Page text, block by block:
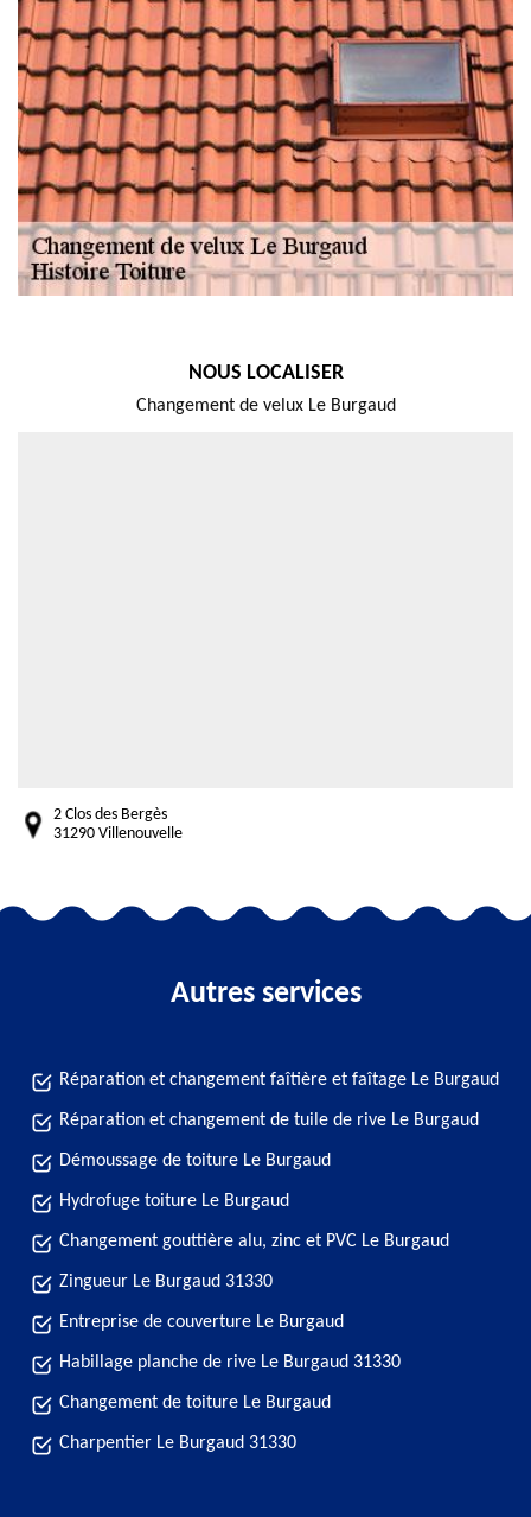
NOUS LOCALISER
Changement de velux Le Burgaud
2 Clos des Bergès
31290 Villenouvelle
Autres services
Réparation et changement faîtière et faîtage Le Burgaud
Réparation et changement de tuile de rive Le Burgaud
Démoussage de toiture Le Burgaud
Hydrofuge toiture Le Burgaud
Changement gouttière alu, zinc et PVC Le Burgaud
Zingueur Le Burgaud 31330
Entreprise de couverture Le Burgaud
Habillage planche de rive Le Burgaud 31330
Changement de toiture Le Burgaud
Charpentier Le Burgaud 31330